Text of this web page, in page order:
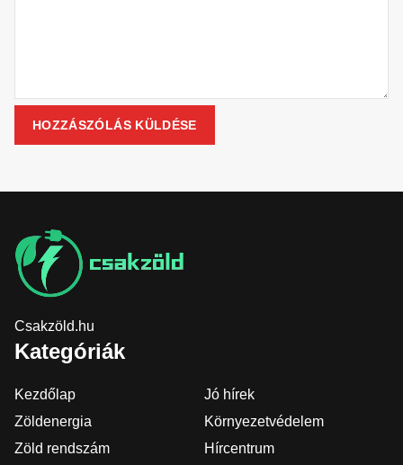
Csakzöld.hu
Kategóriák
Kezdőlap
Jó hírek
Zöldenergia
Környezetvédelem
Zöld rendszám
Hírcentrum